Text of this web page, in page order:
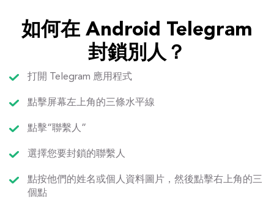
如何在 Android Telegram
封鎖別人？
打開 Telegram 應用程式
點擊屏幕左上角的三條水平線
點擊“聯繫人”
選擇您要封鎖的聯繫人
點按他們的姓名或個人資料圖片，然後點擊右上角的三
個點